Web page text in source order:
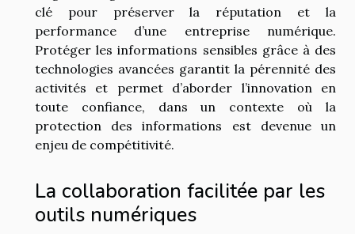
clé pour préserver la réputation et la
performance d’une entreprise numérique.
Protéger les informations sensibles grâce à des
technologies avancées garantit la pérennité des
activités et permet d’aborder l’innovation en
toute confiance, dans un contexte où la
protection des informations est devenue un
enjeu de compétitivité.
La collaboration facilitée par les
outils numériques